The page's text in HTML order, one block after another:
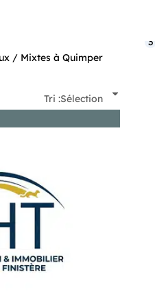
/ Mixtes à Quimper
3
Tri :Sélection